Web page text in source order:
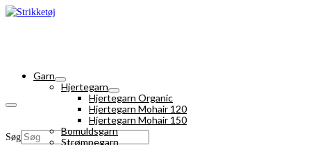
Søg
Garn
Hjertegarn
Hjertegarn Organic
Hjertegarn Mohair 120
Hjertegarn Mohair 150
Bomuldsgarn
Strømpegarn